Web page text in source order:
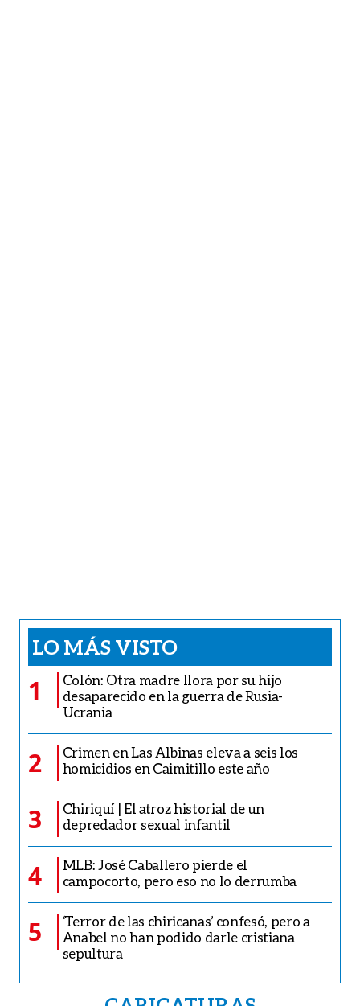
LO MÁS VISTO
1
Colón: Otra madre llora por su hijo
desaparecido en la guerra de Rusia-
Ucrania
2
Crimen en Las Albinas eleva a seis los
homicidios en Caimitillo este año
3
Chiriquí | El atroz historial de un
depredador sexual infantil
4
MLB: José Caballero pierde el
campocorto, pero eso no lo derrumba
5
‘Terror de las chiricanas’ confesó, pero a
Anabel no han podido darle cristiana
sepultura